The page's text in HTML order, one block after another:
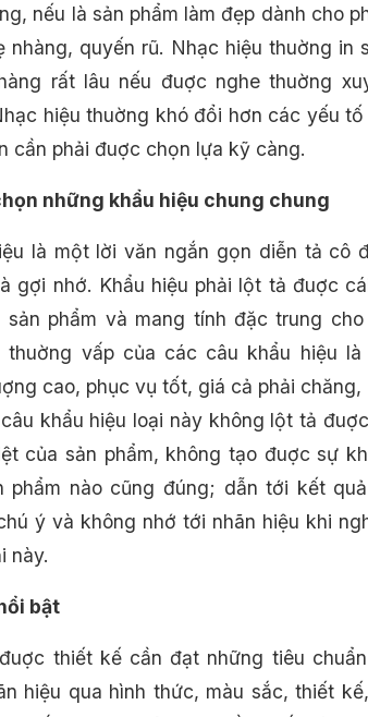
nếu là sản phẩm làm đẹp dành cho
nhàng, quyến rũ. Nhạc hiệu thuờng in
rất lâu nếu đuợc nghe thuờng
hiệu thuờng khó đổi hơn các yếu
cần phải đuợc chọn lựa kỹ càng.
những khẩu hiệu chung chung
là một lời văn ngắn gọn diễn tả cô
gợi nhớ. Khẩu hiệu phải lột tả đuợc
sản phẩm và mang tính đặc trung
thuờng vấp của các câu khẩu hiệu
cao, phục vụ tốt, giá cả phải chăng,
khẩu hiệu loại này không lột tả
của sản phẩm, không tạo đuợc sự
phẩm nào cũng đúng; dẫn tới kết
ý và không nhớ tới nhãn hiệu khi
này.
bật
thiết kế cần đạt những tiêu
hiệu qua hình thức, màu sắc, thiết